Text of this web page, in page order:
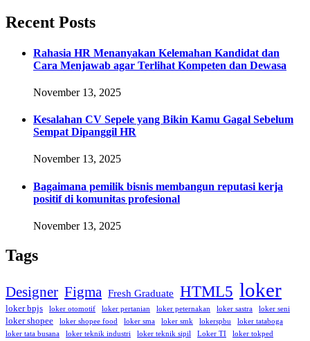
Recent Posts
Rahasia HR Menanyakan Kelemahan Kandidat dan
Cara Menjawab agar Terlihat Kompeten dan Dewasa
November 13, 2025
Kesalahan CV Sepele yang Bikin Kamu Gagal Sebelum
Sempat Dipanggil HR
November 13, 2025
Bagaimana pemilik bisnis membangun reputasi kerja
positif di komunitas profesional
November 13, 2025
Tags
Designer Figma Fresh Graduate HTML5 loker
loker bpjs loker otomotif loker pertanian loker peternakan loker sastra loker seni
loker shopee loker shopee food loker sma loker smk lokerspbu
loker tataboga
loker tata busana
loker teknik industri loker teknik sipil Loker TI
loker tokped